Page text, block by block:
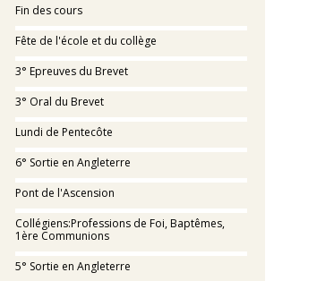
Fin des cours
Fête de l'école et du collège
3° Epreuves du Brevet
3° Oral du Brevet
Lundi de Pentecôte
6° Sortie en Angleterre
Pont de l'Ascension
Collégiens:Professions de Foi, Baptêmes,
1ère Communions
5° Sortie en Angleterre